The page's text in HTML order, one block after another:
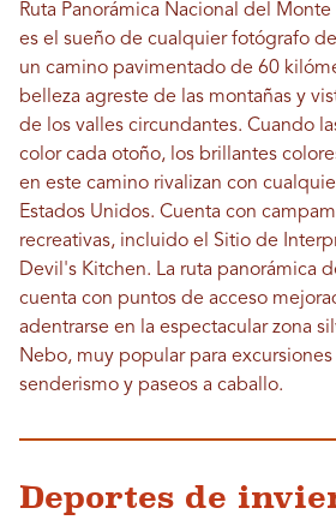
Ruta Panorámica Nacional del
es el sueño de cualquier fotógrafo
un camino pavimentado de 60
belleza agreste de las montañas y
de los valles circundantes. Cuando
color cada otoño, los brillantes
en este camino rivalizan con
Estados Unidos. Cuenta con
recreativas, incluido el Sitio de
Devil's Kitchen. La ruta panorámica
cuenta con puntos de acceso
adentrarse en la espectacular zona
Nebo, muy popular para
senderismo y paseos a caballo.
Deportes de